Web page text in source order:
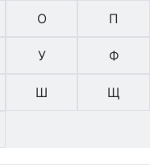
О П
У Ф
Ш Щ